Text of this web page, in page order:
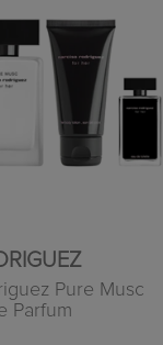
Pure Musc
Parfum